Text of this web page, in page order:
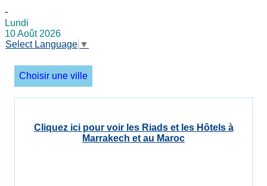
-
Lundi
10 Août 2026
Select Language ▼
Choisir une ville
Cliquez ici pour voir les Riads et les Hôtels à
Marrakech et au Maroc